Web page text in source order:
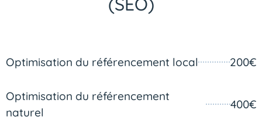
Optimisation du référencement local 200€
Optimisation du référencement
naturel
400€